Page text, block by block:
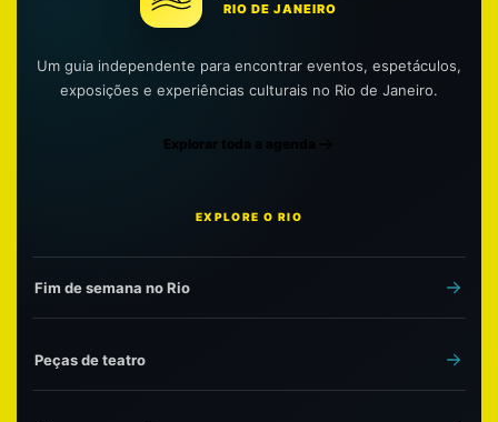
RIO DE JANEIRO
Um guia independente para encontrar eventos, espetáculos,
exposições e experiências culturais no Rio de Janeiro.
Explorar toda a agenda
EXPLORE O RIO
Fim de semana no Rio
Peças de teatro